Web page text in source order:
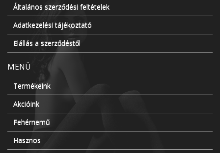
Általános szerződési feltételek
Adatkezelési tájékoztató
Elállás a szerződéstől
MENÜ
Termékeink
Akcióink
Fehérnemű
Hasznos